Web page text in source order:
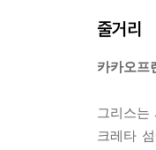
줄거리
카카오프
그리스는
크레타